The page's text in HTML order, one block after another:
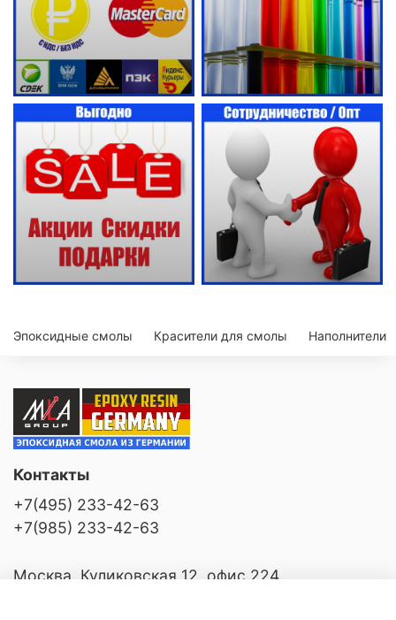
Эпоксидные смолы Красители для смолы Наполнители
Контакты
+7(495) 233-42-63
+7(985) 233-42-63
Москва, Куликовская 12, офис 224